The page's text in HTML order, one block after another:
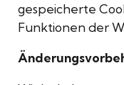
gespeicherte
Funktionen der